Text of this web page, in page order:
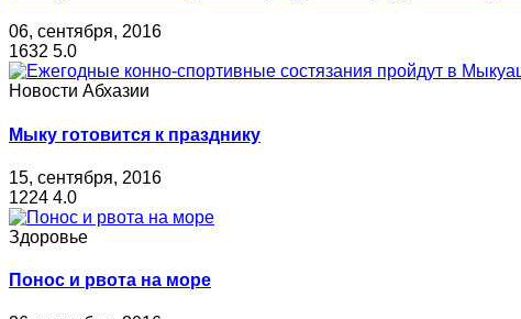
06, сентября, 2016
1632 5.0
Новости Абхазии
Мыку готовится к празднику
15, сентября, 2016
1224 4.0
Здоровье
Понос и рвота на море